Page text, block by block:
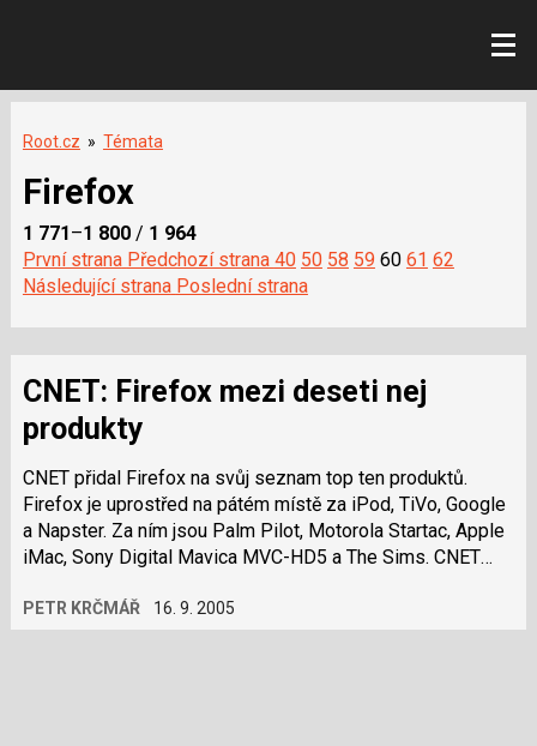
Root.cz » Témata
Firefox
1 771 –1 800/ 1 964
První strana Předchozí strana 40 50 58 59 60 61 62
Následující strana Poslední strana
CNET: Firefox mezi deseti nej
produkty
CNET přidal Firefox na svůj seznam top ten produktů.
Firefox je uprostřed na pátém místě za iPod, TiVo, Google
a Napster. Za ním jsou Palm Pilot, Motorola Startac, Apple
iMac, Sony Digital Mavica MVC-HD5 a The Sims. CNET
PETR KRČMÁŘ 16. 9. 2005